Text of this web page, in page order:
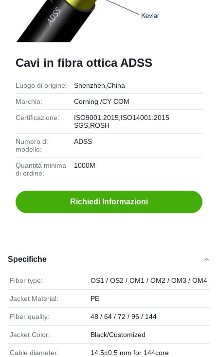
Cavi in fibra ottica ADSS
Luogo di origine: Shenzhen,China
Marchio: Corning /CY COM
Certificazione:
ISO9001:2015,ISO14001:2015
SGS,ROSH
Numero di
modello:
ADSS
Quantità minima
di ordine:
1000M
Richiedi Informazioni
Specifiche
Fiber type: OS1 / OS2 / OM1 / OM2 / OM3 / OM4
Jacket Material: PE
Fiber quality: 48 / 64 / 72 / 96 / 144
Jacket Color: Black/Customized
Cable diameter: 14.5±0.5 mm for 144core